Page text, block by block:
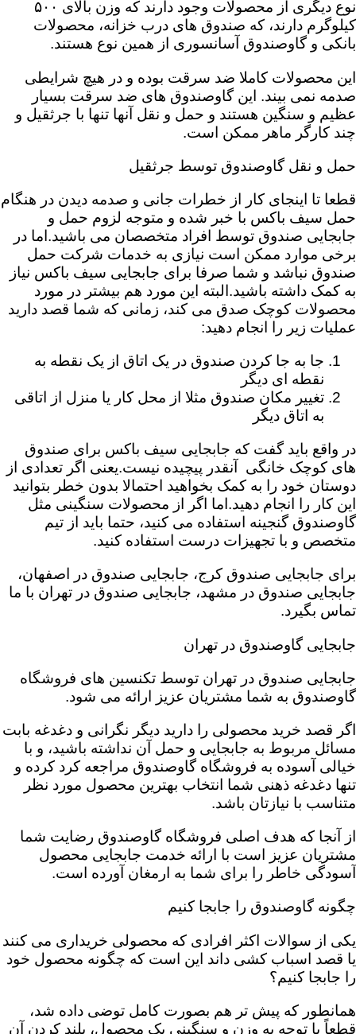
نوع دیگری از محصولات وجود دارند که وزن بالای ۵۰۰
کیلوگرم دارند، که صندوق های درب خزانه، محصولات
بانکی و گاوصندوق آسانسوری از همین نوع هستند.
این محصولات کاملا ضد سرقت بوده و در هیچ شرایطی
صدمه نمی بیند. این گاوصندوق های ضد سرقت بسیار
عظیم و سنگین هستند و حمل و نقل آنها تنها با جرثقیل و
چند کارگر ماهر ممکن است.
حمل و نقل گاوصندوق توسط جرثقیل
قطعا تا اینجای کار از خطرات جانی و صدمه دیدن در هنگام
حمل سیف باکس با خبر شده و متوجه لزوم حمل و
جابجایی صندوق توسط افراد متخصصان می باشید.اما در
برخی موارد ممکن است نیازی به خدمات شرکت حمل
صندوق نباشد و شما صرفا برای جابجایی سیف باکس نیاز
به کمک داشته باشید.البته این مورد هم بیشتر در مورد
محصولات کوچک صدق می کند، زمانی که شما قصد دارید
عملیات زیر را انجام دهید:
جا به جا کردن صندوق در یک اتاق از یک نقطه به
نقطه ای دیگر
تغییر مکان صندوق مثلا از محل کار یا منزل از اتاقی
به اتاق دیگر
در واقع باید گفت که جابجایی سیف باکس برای صندوق
های کوچک خانگی آنقدر پیچیده نیست.یعنی اگر تعدادی از
دوستان خود را به کمک بخواهید احتمالا بدون خطر بتوانید
این کار را انجام دهید.اما اگر از محصولات سنگینی مثل
گاوصندوق گنجینه استفاده می کنید، حتما باید از تیم
متخصص و با تجهیزات درست استفاده کنید.
برای جابجایی صندوق کرج، جابجایی صندوق در اصفهان،
جابجایی صندوق در مشهد، جابجایی صندوق در تهران با ما
تماس بگیرد.
جابجایی گاوصندوق در تهران
جابجایی صندوق در تهران توسط تکنسین های فروشگاه
گاوصندوق به شما مشتریان عزیز ارائه می شود.
اگر قصد خرید محصولی را دارید دیگر نگرانی و دغدغه بابت
مسائل مربوط به جابجایی و حمل آن نداشته باشید، و با
خیالی آسوده به فروشگاه گاوصندوق مراجعه کرد کرده و
تنها دغدغه ذهنی شما انتخاب بهترین محصول مورد نظر
متناسب با نیازتان باشد.
از آنجا که هدف اصلی فروشگاه گاوصندوق رضایت شما
مشتریان عزیز است با ارائه خدمت جابجایی محصول
آسودگی خاطر را برای شما به ارمغان آورده است.
چگونه گاوصندوق را جابجا کنیم
یکی از سوالات اکثر افرادی که محصولی خریداری می کنند
یا قصد اسباب کشی داند این است که چگونه محصول خود
را جابجا کنیم؟
همانطور که پیش تر هم بصورت کامل توضی داده شد،
قطعاً با توجه به وزن و سنگینی یک محصول، بلند کردن آن